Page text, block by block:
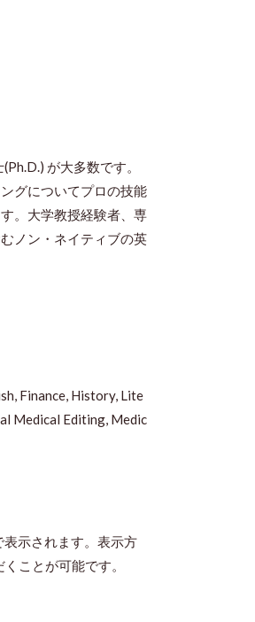
が大多数です。
グについてプロの技能
。大学教授経験者、専
ノン・ネイティブの英
Finance, History, Lite
Medical Editing, Medic
示されます。表示方
ことが可能です。